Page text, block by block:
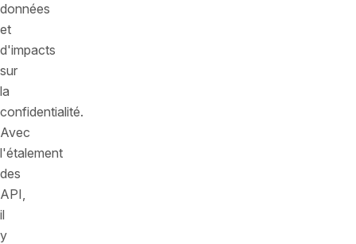
données
et
d'impacts
sur
la
confidentialité.
Avec
l'étalement
des
API,
il
y